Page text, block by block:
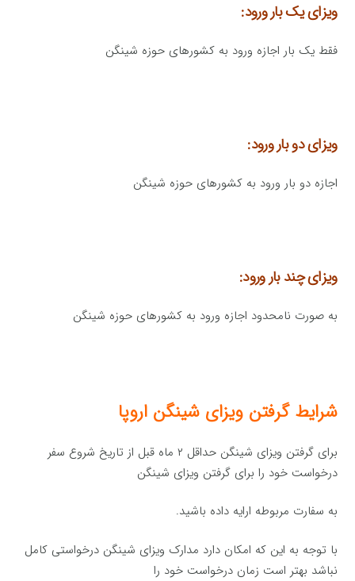
ویزای یک بار ورود:
فقط یک بار اجازه ورود به کشورهای حوزه شینگن
ویزای دو بار ورود:
اجازه دو بار ورود به کشورهای حوزه شینگن
ویزای چند بار ورود:
به صورت نامحدود اجازه ورود به کشورهای حوزه شینگن
شرایط گرفتن ویزای شینگن اروپا
برای گرفتن ویزای شینگن حداقل ۲ ماه قبل از تاریخ شروع سفر
درخواست خود را برای گرفتن ویزای شینگن
به سفارت مربوطه ارایه داده باشید.
با توجه به این که امکان دارد مدارک ویزای شینگن درخواستی کامل
نباشد بهتر است زمان درخواست خود را